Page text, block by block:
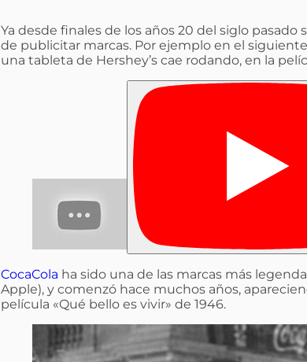
Ya desde finales de los años 20 del siglo
de publicitar marcas. Por ejemplo en el
una tableta de Hershey’s cae rodando, en la
CocaCola ha sido una de las marcas más
Apple), y comenzó hace muchos años,
película «Qué bello es vivir» de 1946.